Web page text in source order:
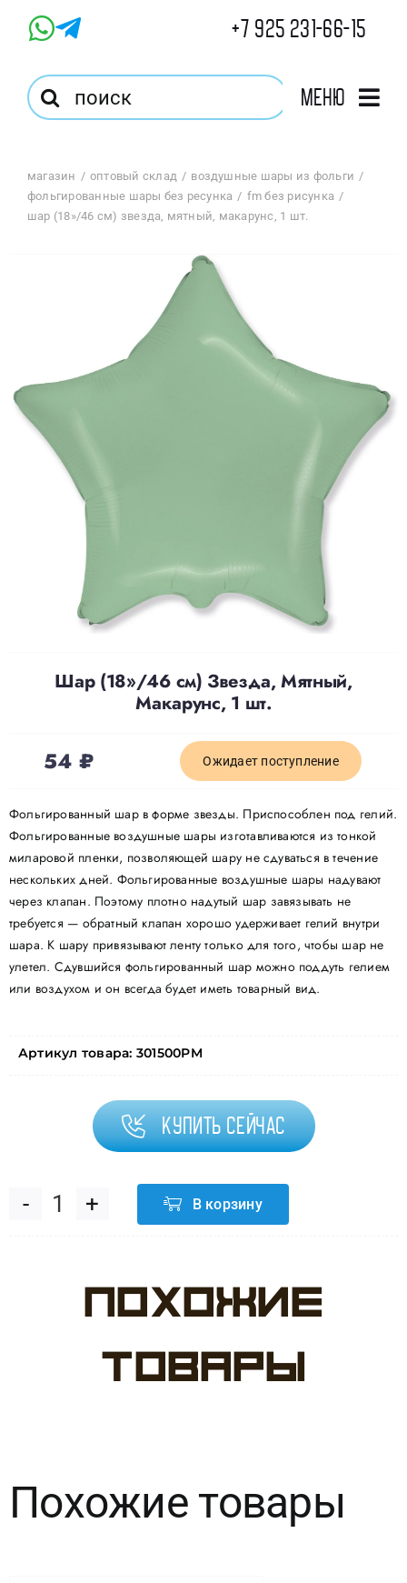
+7 925 231-66-15
Результат
поиска:
Меню
Магазин
Избранное
Доставка
Отзывы
Контакты
Политика конфиденциальности
магазин оптовый склад
воздушные шары из фольги
фольгированные шары без ресунка
fm без рисунка
шар (18»/46 см) звезда, мятный, макарунс, 1 шт.
Шар (18»/46 см) Звезда, Мятный,
Макарунс, 1 шт.
54 ₽ Ожидает поступление
Фольгированный шар в форме звезды. Приспособлен под гелий.
Фольгированные воздушные шары изготавливаются из тонкой
миларовой пленки, позволяющей шару не сдуваться в течение
нескольких дней. Фольгированные воздушные шары надувают
через клапан. Поэтому плотно надутый шар завязывать не
требуется — обратный клапан хорошо удерживает гелий внутри
шара. К шару привязывают ленту только для того, чтобы шар не
улетел. Сдувшийся фольгированный шар можно поддуть гелием
или воздухом и он всегда будет иметь товарный вид.
Артикул товара: 301500PM
Купить сейчас
Количество
Шар
Макарунс,
В корзину
Похожие
товары
Похожие товары